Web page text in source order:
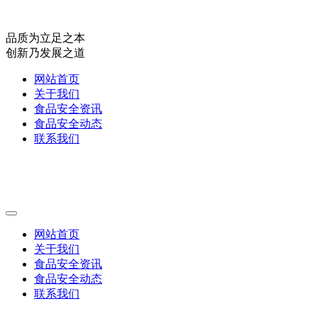
品质为立足之本
创新乃发展之道
网站首页
关于我们
食品安全资讯
食品安全动态
联系我们
网站首页
关于我们
食品安全资讯
食品安全动态
联系我们